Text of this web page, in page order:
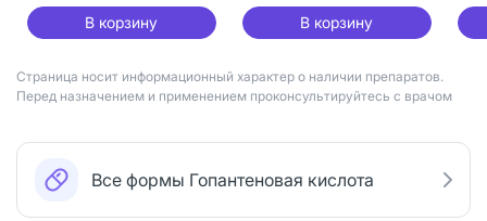
В корзину В корзину
Страница носит информационный характер о наличии препаратов.
Перед назначением и применением проконсультируйтесь с врачом
Все формы Гопантеновая кислота